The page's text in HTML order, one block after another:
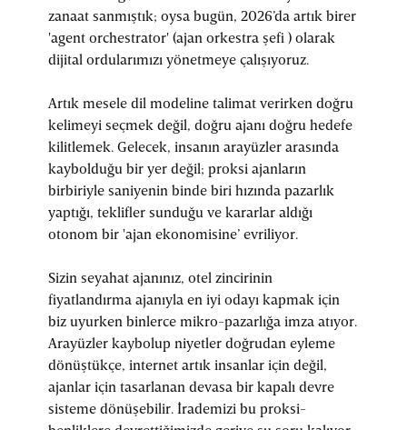
zanaat sanmıştık; oysa bugün, 2026’da artık birer
'agent orchestrator' (ajan orkestra şefi ) olarak
dijital ordularımızı yönetmeye çalışıyoruz.
Artık mesele dil modeline talimat verirken doğru
kelimeyi seçmek değil, doğru ajanı doğru hedefe
kilitlemek. Gelecek, insanın arayüzler arasında
kaybolduğu bir yer değil; proksi ajanların
birbiriyle saniyenin binde biri hızında pazarlık
yaptığı, teklifler sunduğu ve kararlar aldığı
otonom bir 'ajan ekonomisine’ evriliyor.
Sizin seyahat ajanınız, otel zincirinin
fiyatlandırma ajanıyla en iyi odayı kapmak için
biz uyurken binlerce mikro-pazarlığa imza atıyor.
Arayüzler kaybolup niyetler doğrudan eyleme
dönüştükçe, internet artık insanlar için değil,
ajanlar için tasarlanan devasa bir kapalı devre
sisteme dönüşebilir. İrademizi bu proksi-